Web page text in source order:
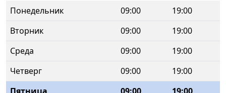
Понедельник 09:00
19:00
Вторник
09:00
19:00
Среда
09:00
19:00
Четверг
09:00
19:00